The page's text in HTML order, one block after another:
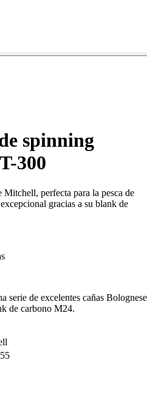
spinning
300
perfecta para la pesca de
gracias a su blank de
serie de excelentes cañas Bolognese
de carbono M24.